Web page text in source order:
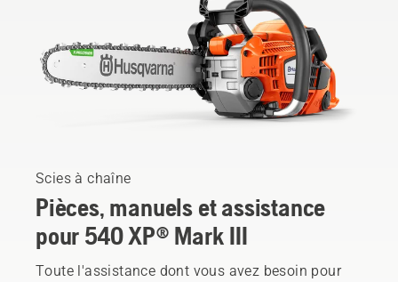
Scies à chaîne
Pièces, manuels et assistance
pour 540 XP® Mark III
Toute l'assistance dont vous avez besoin pour